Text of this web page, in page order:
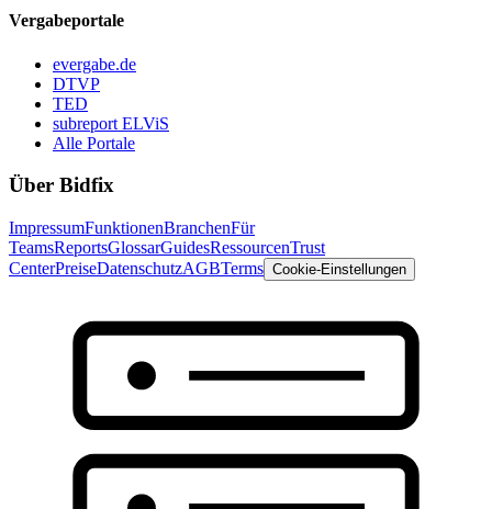
Vergabeportale
evergabe.de
DTVP
TED
subreport ELViS
Alle Portale
Über Bidfix
ImpressumFunktionenBranchenFür
TeamsReportsGlossarGuidesRessourcenTrust
CenterPreiseDatenschutzAGBTerms Cookie-Einstellungen